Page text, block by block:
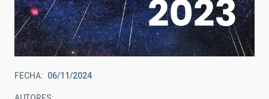
FECHA 06/11/2024